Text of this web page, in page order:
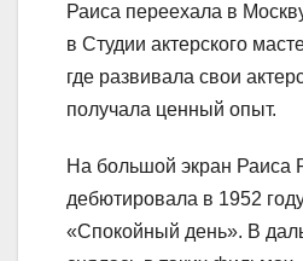
Раиса переехала в
в Студии актерского
где развивала свои
получала ценный опыт.
На большой экран Раиса
дебютировала в 1952
«Спокойный день». В